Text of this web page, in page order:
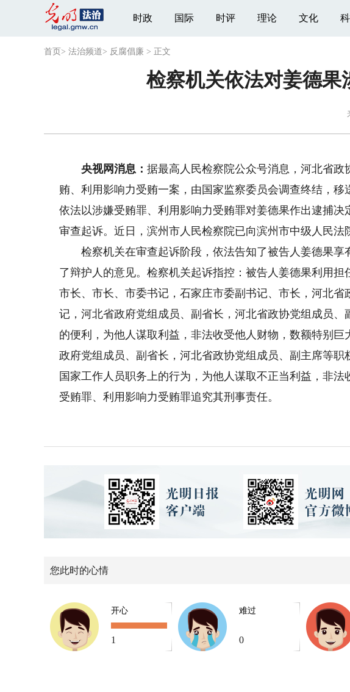
时政 国际 时评 理论 文化
首页 > 法治频道> 反腐倡廉 > 正文
检察机关依法对姜德
央视网消息：据最高人民检察院公众号消息，河北省
贿、利用影响力受贿一案，由国家监察委员会调查终结，
依法以涉嫌受贿罪、利用影响力受贿罪对姜德果作出逮捕
审查起诉。近日，滨州市人民检察院已向滨州市中级人民法
检察机关在审查起诉阶段，依法告知了被告人姜德果享
了辩护人的意见。检察机关起诉指控：被告人姜德果利用
市长、市长、市委书记，石家庄市委副书记、市长，河北
记，河北省政府党组成员、副省长，河北省政协党组成员
的便利，为他人谋取利益，非法收受他人财物，数额特别
政府党组成员、副省长，河北省政协党组成员、副主席等
国家工作人员职务上的行为，为他人谋取不正当利益，非
受贿罪、利用影响力受贿罪追究其刑事责任。
您此时的心情
开心
1
难过
0